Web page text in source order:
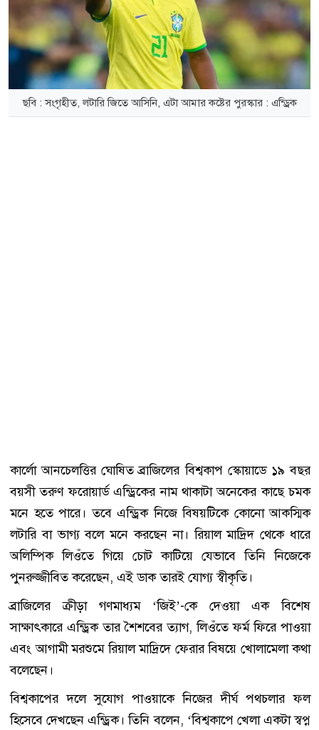
ছবি : সংগৃহীত, লটারি জিতে আসিনি, এটা আমার কষ্টের পুরস্কার : এন্ড্রিক
কার্লো আনচেলত্তির ঘোষিত ব্রাজিলের বিশ্বকাপ স্কোয়াডে ১৯ বছর
বয়সী তরুণ ফরোয়ার্ড এন্ড্রিকের নাম থাকাটা অনেকের কাছে চমক
মনে হতে পারে। তবে এন্ড্রিক নিজে বিষয়টিকে কোনো আকস্মিক
লটারি বা ভাগ্য বলে মনে করছেন না। রিয়াল মাদ্রিদ থেকে ধারে
অলিম্পিক লিওঁতে গিয়ে চোট কাটিয়ে যেভাবে তিনি নিজেকে
পুনরুজ্জীবিত করেছেন, এই ডাক তারই যোগ্য স্বীকৃতি।
ব্রাজিলের ক্রীড়া গণমাধ্যম ‘জিই’-কে দেওয়া এক বিশেষ
সাক্ষাৎকারে এন্ড্রিক তার শৈশবের ত্যাগ, লিওঁতে ফর্ম ফিরে পাওয়া
এবং আগামী মরশুমে রিয়াল মাদ্রিদে ফেরার বিষয়ে খোলামেলা কথা
বলেছেন।
বিশ্বকাপের দলে সুযোগ পাওয়াকে নিজের দীর্ঘ পথচলার ফল
হিসেবে দেখছেন এন্ড্রিক। তিনি বলেন, ‘বিশ্বকাপে খেলা একটা স্বপ্ন